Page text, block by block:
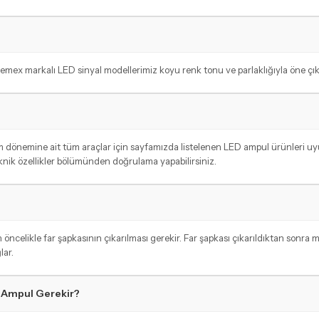
markalı LED sinyal modellerimiz koyu renk tonu ve parlaklığıyla öne
ait tüm araçlar için sayfamızda listelenen LED ampul ürünleri
özellikler bölümünden doğrulama yapabilirsiniz.
far şapkasının çıkarılması gerekir. Far şapkası çıkarıldıktan
Ampul Gerekir?